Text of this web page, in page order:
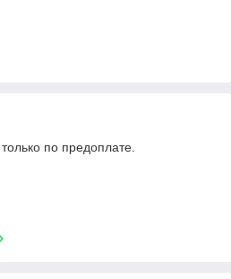
по предоплате.